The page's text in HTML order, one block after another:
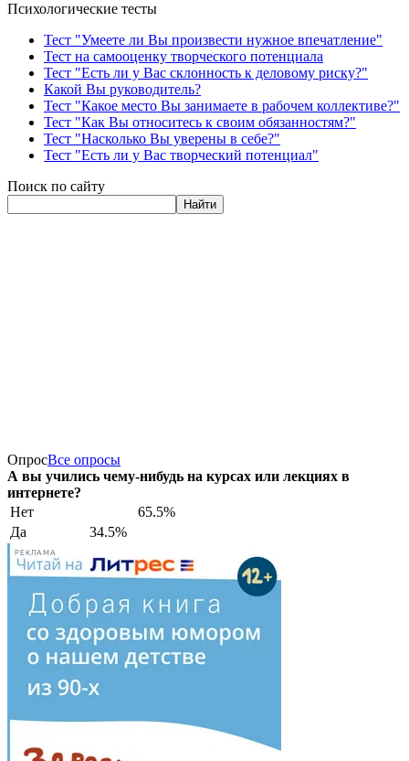
Психологические тесты
Тест "Умеете ли Вы произвести нужное впечатление"
Тест на самооценку творческого потенциала
Тест "Есть ли у Вас склонность к деловому риску?"
Какой Вы руководитель?
Тест "Какое место Вы занимаете в рабочем коллективе?"
Тест "Как Вы относитесь к своим обязанностям?"
Тест "Насколько Вы уверены в себе?"
Тест "Есть ли у Вас творческий потенциал"
Поиск по сайту
Найти
ОпросВсе опросы
А вы учились чему-нибудь на курсах или лекциях в
интернете?
Нет
65.5%
Да
34.5%
РЕКЛАМА